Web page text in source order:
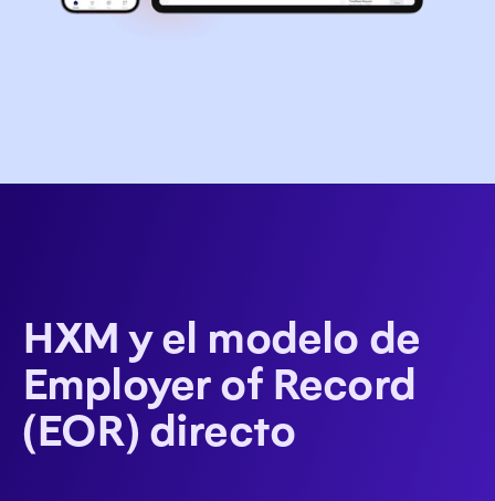
HXM y el modelo de
Employer of Record
(EOR) directo